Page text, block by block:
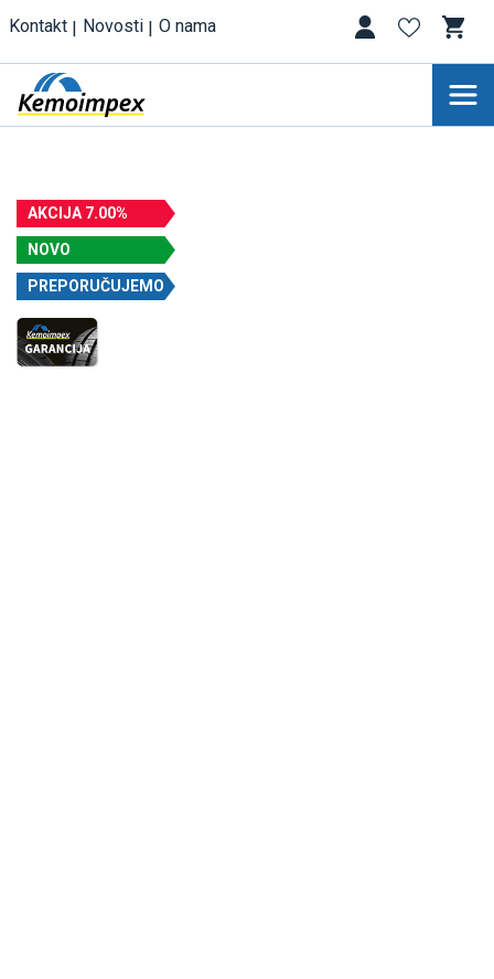
Kontakt Novosti O nama
AKCIJA 7.00%
NOVO
PREPORUČUJEMO